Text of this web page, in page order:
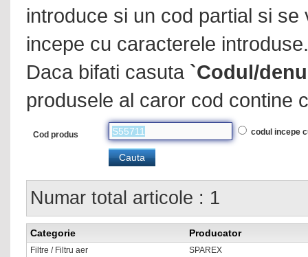
introduce si un cod partial si
incepe cu caracterele introduse.
Daca bifati casuta `Codul/
produsele al caror cod contine
Cod produs codul incepe
Numar total articole : 1
Categorie Producator
Filtre / Filtru aer SPAREX